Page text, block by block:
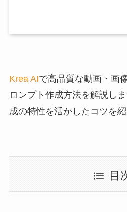
Krea AIで高品質な動画・画
ロンプト作成方法を解説し
成の特性を活かしたコツを紹
目